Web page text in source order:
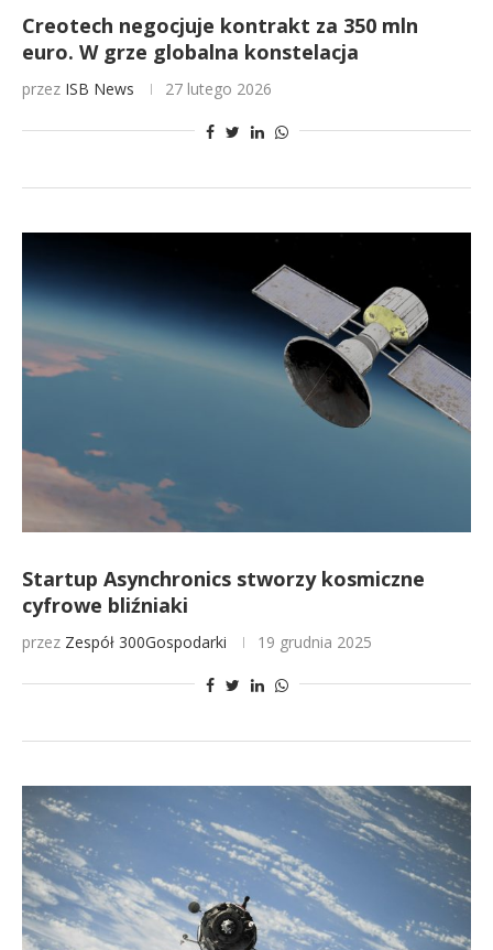
Creotech negocjuje kontrakt za 350 mln
euro. W grze globalna konstelacja
przez ISB News 27 lutego 2026
Startup Asynchronics stworzy kosmiczne
cyfrowe bliźniaki
przez Zespół 300Gospodarki 19 grudnia 2025